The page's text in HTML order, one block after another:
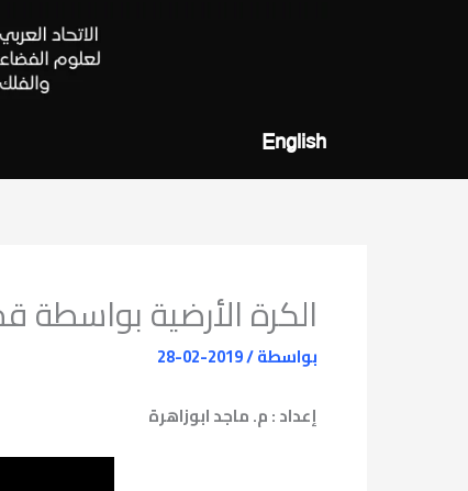
English
الكرة الأرضية
بواسطة/
2019-02-28
إعداد : م. ماجد ابوزاهرة